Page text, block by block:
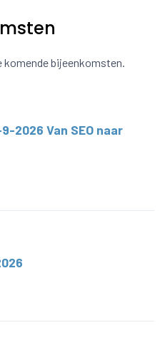
komende bijeenkomsten.
2026 Van SEO naar